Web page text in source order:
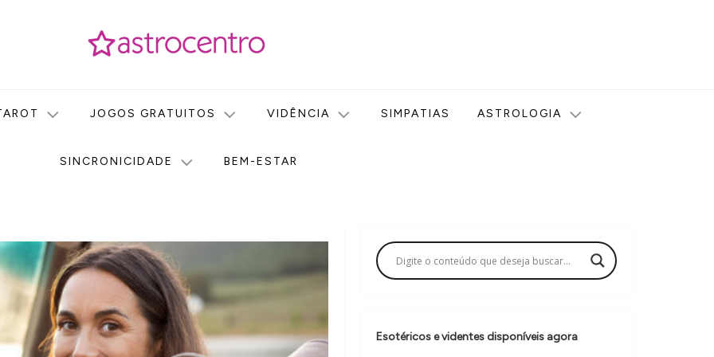
JOGOS GRATUITOS VIDÊNCIA SIMPATIAS ASTROLOGIA
SINCRONICIDADE BEM-ESTAR
Esotéricos e videntes disponíveis agora